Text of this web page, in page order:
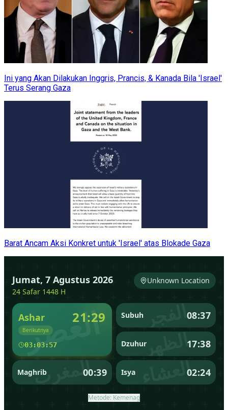
Ini yang Akan Dilakukan Inggris, Prancis, & Kanada Bila 'Israel'
Terus Serang Gaza
Barat Ancam Aksi Konkret untuk 'Israel' atas Blokade Gaza